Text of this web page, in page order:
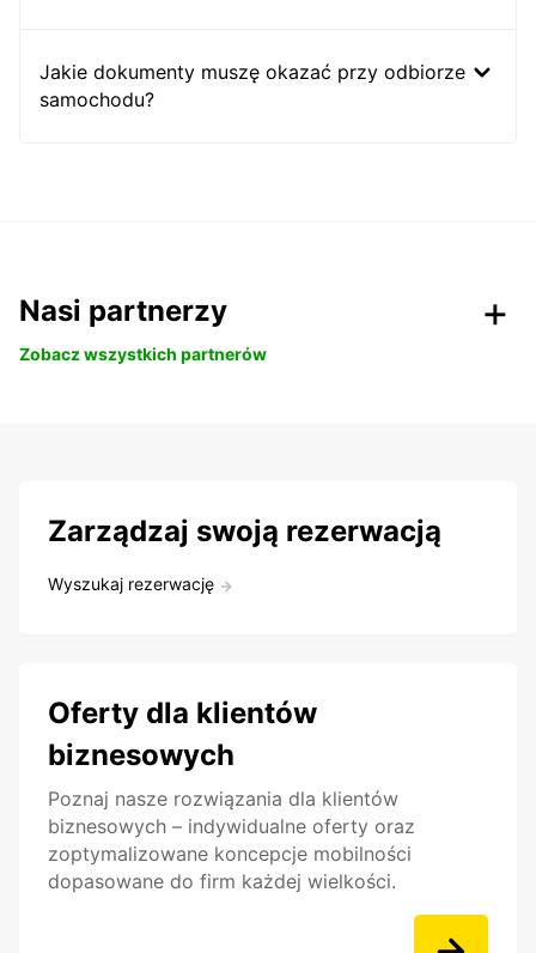
Jakie dokumenty muszę okazać przy odbiorze
samochodu?
Nasi partnerzy
Zobacz wszystkich partnerów
Zarządzaj swoją rezerwacją
Wyszukaj rezerwację
Oferty dla klientów
biznesowych
Poznaj nasze rozwiązania dla klientów
biznesowych – indywidualne oferty oraz
zoptymalizowane koncepcje mobilności
dopasowane do firm każdej wielkości.